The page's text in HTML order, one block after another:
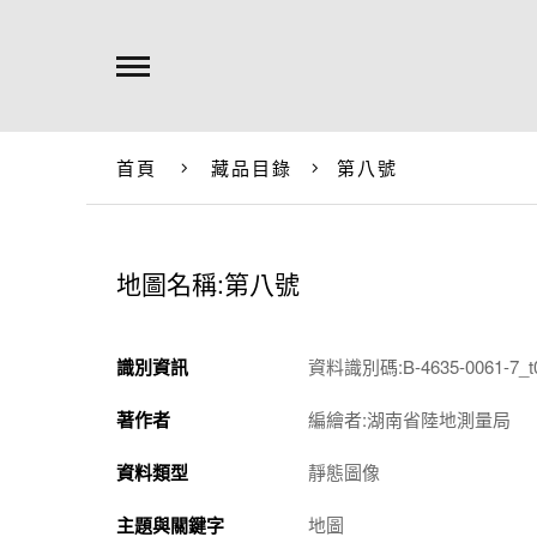
首頁 藏品目錄 第八號
地圖名稱:第八號
識別資訊 資料識別碼:B-4635-0061-
著作者 編繪者:湖南省陸地測量局
資料類型 靜態圖像
主題與關鍵字 地圖